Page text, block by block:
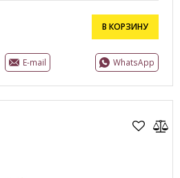
В КОРЗИНУ
E-mail WhatsApp